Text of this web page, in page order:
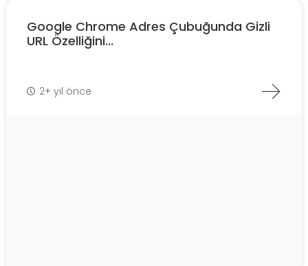
Google Chrome Adres Çubuğunda Gizli
URL Özelliğini...
2+ yıl önce